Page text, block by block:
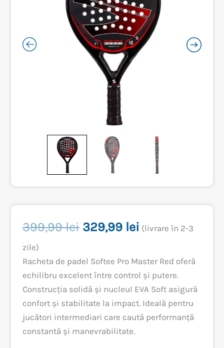
399,99lei Prețul
a
fost:
399,99 lei.
329,99 lei Prețul
este:
329,99 lei.
(livrare în 2-3
zile)
Racheta de padel Softee Pro Master Red oferă
echilibru excelent între control și putere.
Construcția solidă și nucleul EVA Soft asigură
confort și stabilitate la impact. Ideală pentru
jucători intermediari care caută performanță
constantă și manevrabilitate.